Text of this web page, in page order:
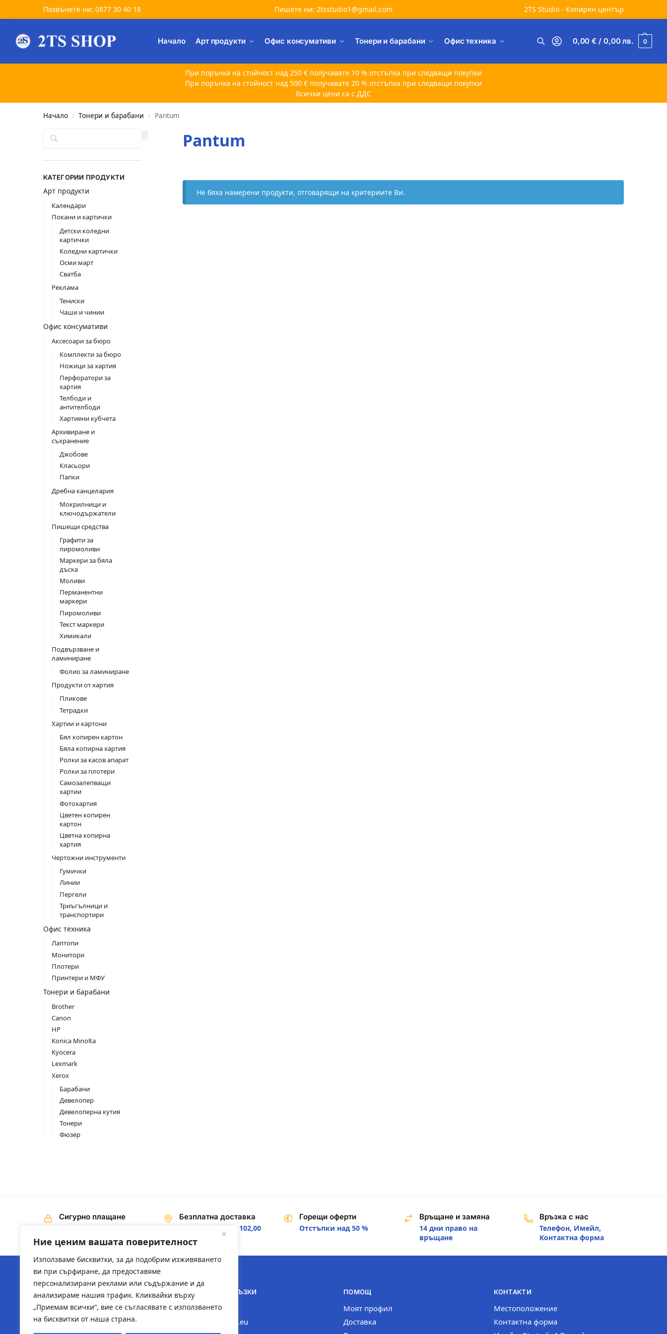
Ние ценим вашата поверителност
Използваме бисквитки, за да подобрим изживяването
ви при сърфиране, да предоставяме
персонализирани реклами или съдържание и да
анализираме нашия трафик. Кликвайки върху
„Приемам всички“, вие се съгласявате с използването
на бисквитки от наша страна.
Позвънете ни: 0877 30 40 18 Пишете ни: 2tsstudio1@gmail.com 2TS Studio - Копирен център
Начало Арт продукти Офис консумативи Тонери и барабани Офис техника
Търсене
0,00€ / 0,00лв. 0
При поръчка на стойност над 250 € получавате 10 % отстъпка при следващи покупки
При поръчка на стойност над 500 € получавате 20 % отстъпка при следващи покупки
Всички цени са с ДДС
Начало / Тонери и барабани / Pantum
Pantum
Не бяха намерени продукти, отговарящи на критериите Ви.
КАТЕГОРИИ ПРОДУКТИ
Арт продукти
Календари
Покани и картички
Детски коледни
картички
Коледни картички
Осми март
Сватба
Реклама
Тениски
Чаши и чинии
Офис консумативи
Аксесоари за бюро
Комплекти за бюро
Ножици за хартия
Перфоратори за
хартия
Телбоди и
антителбоди
Хартиени кубчета
Архивиране и
съхранение
Джобове
Класьори
Папки
Дребна канцелария
Мокрилници и
ключодържатели
Пишещи средства
Графити за
пиромоливи
Маркери за бяла
дъска
Моливи
Перманентни
маркери
Пиромоливи
Текст маркери
Химикали
Подвързване и
ламиниране
Фолио за ламиниране
Продукти от хартия
Пликове
Тетрадки
Хартии и картони
Бял копирен картон
Бяла копирна хартия
Ролки за касов апарат
Ролки за плотери
Самозалепващи
хартии
Фотохартия
Цветен копирен
картон
Цветна копирна
хартия
Чертожни инструменти
Гумички
Линии
Пергели
Триъгълници и
транспортири
Офис техника
Лаптопи
Монитори
Плотери
Принтери и МФУ
Тонери и барабани
Brother
Canon
HP
Konica Minolta
Kyocera
Lexmark
Xerox
Барабани
Девелопер
Девелоперна кутия
Тонери
Фюзер
Сигурно плащане
Безплатна доставка
На поръчки над 102,00
€ / 200,00 лв.
Горещи оферти
Отстъпки над 50 %
Връщане и замяна
14 дни право на
връщане
Връзка с нас
Телефон, Имейл,
Контактна форма
За компанията
ПОЛЕЗНИ ВРЪЗКИ
2ts-bg.com
sysadmin-bg.eu
ПОМОЩ
Моят профил
Доставка
КОНТАКТИ
Местоположение
Контактна форма